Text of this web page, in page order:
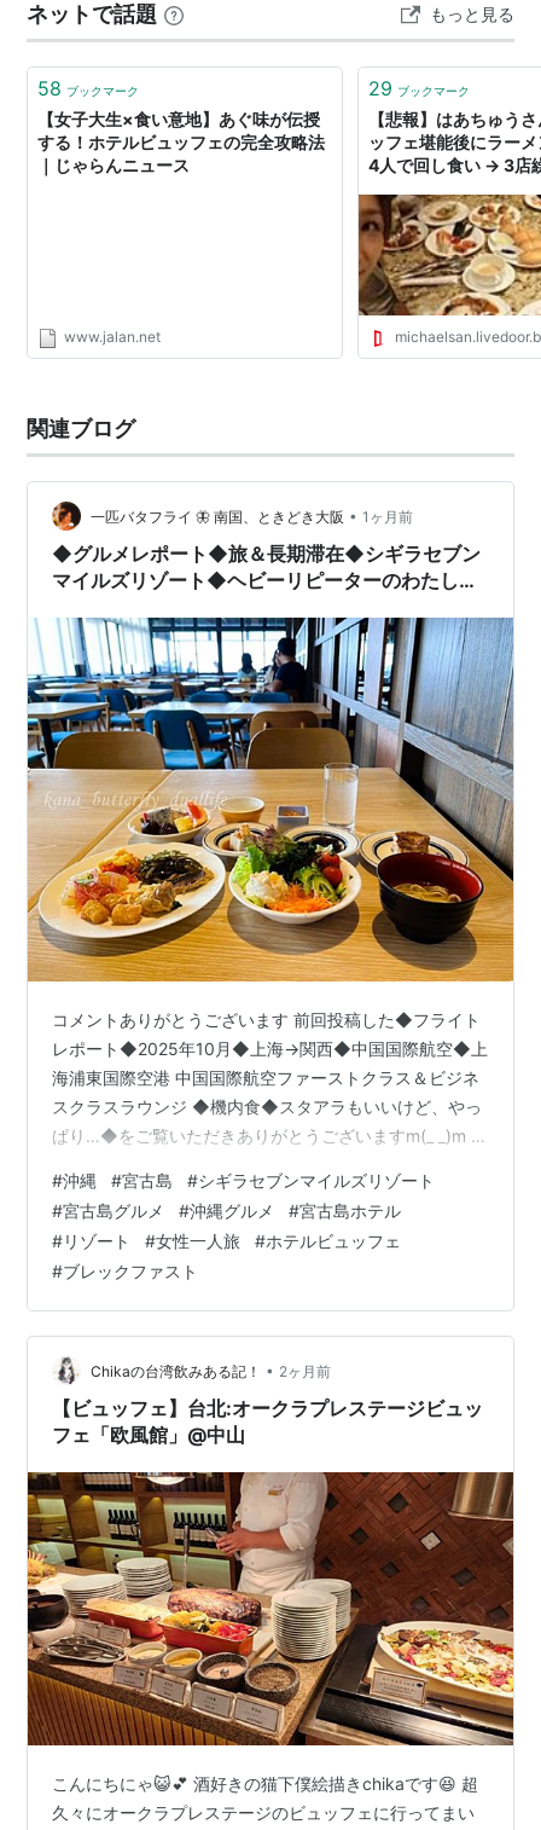
インと言える。 スタッフが喜んでいた私の盛り 笑 スモ
ークサーモンに野菜＋サワークリームor甘めのヨ…
ネットで話題 もっと見る
58 ブックマーク
【女子大生×食い意地】あぐ味が伝授
する！ホテルビュッフェの完全攻略法
｜じゃらんニュース
www.jalan.net
29 ブックマーク
【悲報】はあちゅう
ッフェ堪能後にラー
4人で回し食い → 3店
関連ブログ
一匹バタフライ 🦋 南国、ときどき大阪 • 1ヶ月前
◆グルメレポート◆旅＆長期滞在◆シギラセブン
マイルズリゾート◆ヘビーリピーターのわたしが
vol.1◆ブレックファスト◆車ナシ＆女性一人旅で
も気軽に行ける宮古島のビーチリゾート◆
コメントありがとうございます 前回投稿した◆フライト
レポート◆2025年10月◆上海→関西◆中国国際航空◆上
海浦東国際空港 中国国際航空ファーストクラス＆ビジネ
スクラスラウンジ ◆機内食◆スタアラもいいけど、やっ
ぱり…◆をご覧いただきありがとうございますm(_ _)m こ
返事をさせていただきます！ ・かーる1世さん→上海や深
センのラウンジ、どちらも対応良かったです！わたしも
沸騰ワード10の風間くんの回は何度もリピートして見て
いるくらい好きです(*^^*) ・ハナサクさん→沸騰ワード
10見ているとFIRSTラウンジへ行きたくなります！確か
に上海や…
#沖縄 #宮古島 #シギラセブンマイルズリゾート
#宮古島グルメ #沖縄グルメ #宮古島ホテル
#リゾート #女性一人旅 #ホテルビュッフェ
#ブレックファスト
Chikaの台湾飲みある記！ • 2ヶ月前
【ビュッフェ】台北:オークラプレステージビュッ
フェ「欧風館」@中山
こんにちにゃ😺💕 酒好きの猫下僕絵描きchikaです😆 超
久々にオークラプレステージのビュッフェに行ってまい